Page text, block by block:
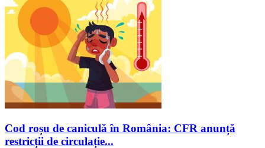
Cod roșu de caniculă în România: CFR anunță
restricții de circulație...